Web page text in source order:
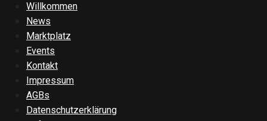
Willkommen
News
Marktplatz
Events
Kontakt
Impressum
AGBs
Datenschutzerklärung